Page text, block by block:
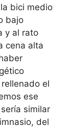
bici medio
bajo
y al rato
cena alta
el
ese
similar
del